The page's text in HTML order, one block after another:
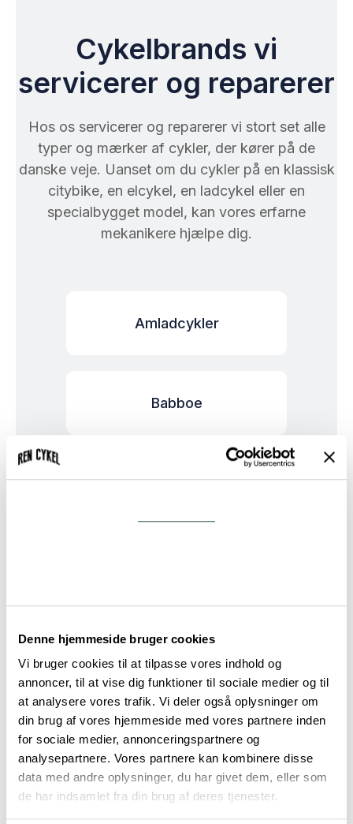
Denne hjemmeside bruger cookies
Vi bruger cookies til at tilpasse vores indhold og
annoncer, til at vise dig funktioner til sociale medier og til
at analysere vores trafik. Vi deler også oplysninger om
din brug af vores hjemmeside med vores partnere inden
for sociale medier, annonceringspartnere og
analysepartnere. Vores partnere kan kombinere disse
data med andre oplysninger, du har givet dem, eller som
de har indsamlet fra din brug af deres tjenester.
Cykelbrands vi
servicerer og reparerer
Hos os servicerer og reparerer vi stort set alle
typer og mærker af cykler, der kører på de
danske veje. Uanset om du cykler på en klassisk
citybike, en elcykel, en ladcykel eller en
specialbygget model, kan vores erfarne
mekanikere hjælpe dig.
Amladcykler
Babboe
Batavus
Butchers & Bicycles
Cannondale
Cargobike of Sweden